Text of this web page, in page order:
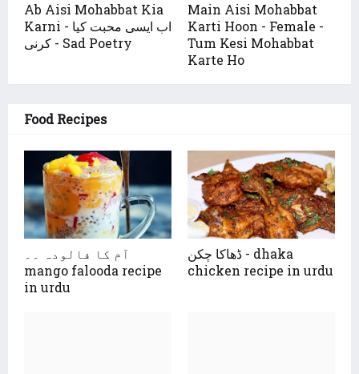
Ab Aisi Mohabbat Kia
Karni - اب ایسی محبت کیا
کرنی - Sad Poetry
Main Aisi Mohabbat
Karti Hoon - Female -
Tum Kesi Mohabbat
Karte Ho
Food Recipes
آم کا فالودہ ۔۔
mango falooda recipe
in urdu
ڈھاکا چکن - dhaka
chicken recipe in urdu